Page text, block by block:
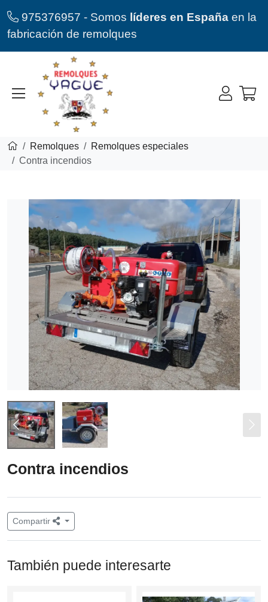
975376957 - Somos líderes en España en la
fabricación de remolques
Remolques
Remolques especiales
Contra incendios
Contra incendios
Compartir
También puede interesarte